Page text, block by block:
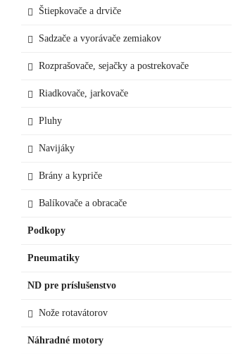
Štiepkovače a drviče
Sadzače a vyorávače zemiakov
Rozprašovače, sejačky a postrekovače
Riadkovače, jarkovače
Pluhy
Navijáky
Brány a kypriče
Balíkovače a obracače
Podkopy
Pneumatiky
ND pre príslušenstvo
Nože rotavátorov
Náhradné motory